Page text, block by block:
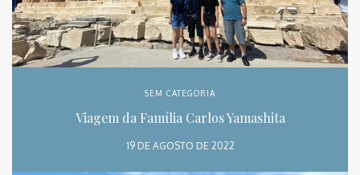
SEM CATEGORIA
Viagem da Família Carlos Yamashita
19 DE AGOSTO DE 2022